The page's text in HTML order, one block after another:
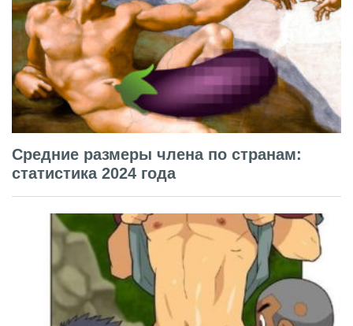
Средние размеры члена по странам:
статистика 2024 года